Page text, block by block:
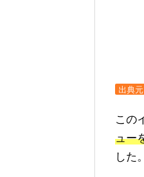
出典元
この
ュー
した。